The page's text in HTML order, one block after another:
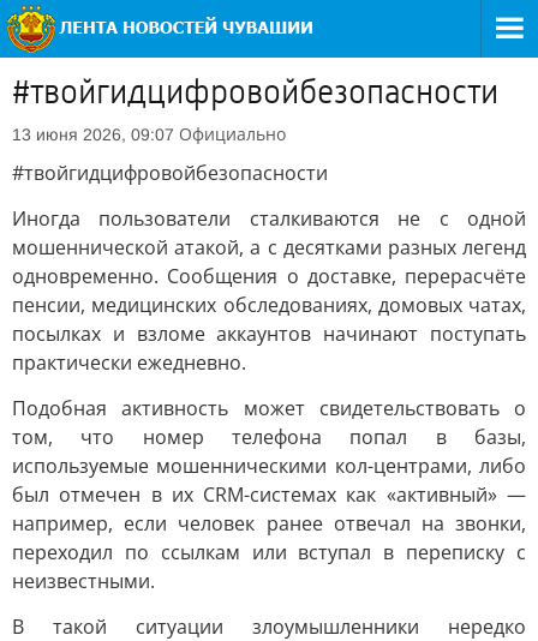
#твойгидцифровойбезопасности
13 июня 2026, 09:07 Официально
#твойгидцифровойбезопасности
Иногда пользователи сталкиваются не с одной
мошеннической атакой, а с десятками разных легенд
одновременно. Сообщения о доставке, перерасчёте
пенсии, медицинских обследованиях, домовых чатах,
посылках и взломе аккаунтов начинают поступать
практически ежедневно.
Подобная активность может свидетельствовать о
том, что номер телефона попал в базы,
используемые мошенническими кол-центрами, либо
был отмечен в их CRM-системах как «активный» —
например, если человек ранее отвечал на звонки,
переходил по ссылкам или вступал в переписку с
неизвестными.
В такой ситуации злоумышленники нередко